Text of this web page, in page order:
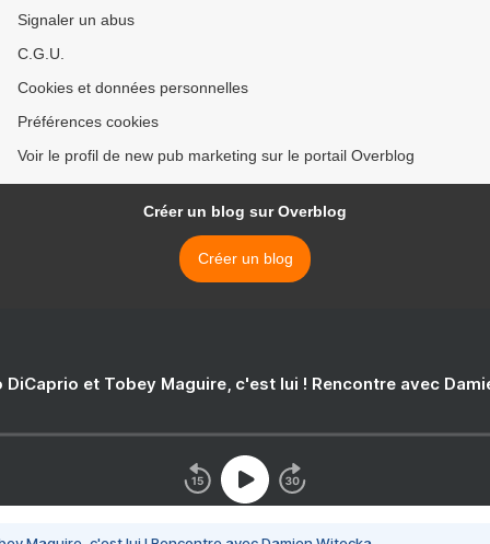
Signaler un abus
C.G.U.
Cookies et données personnelles
Préférences cookies
Voir le profil de new pub marketing sur le portail Overblog
Créer un blog sur Overblog
Créer un blog
DiCaprio et Tobey Maguire, c'est lui ! Rencontre avec